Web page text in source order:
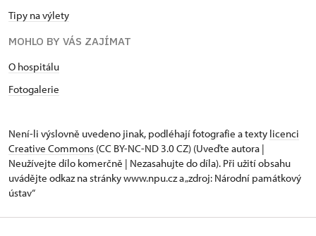
Tipy na výlety
MOHLO BY VÁS ZAJÍMAT
O hospitálu
Fotogalerie
Není-li výslovně uvedeno jinak, podléhají fotografie a texty licenci
Creative Commons (CC BY-NC-ND 3.0 CZ) (Uveďte autora |
Neužívejte dílo komerčně | Nezasahujte do díla). Při užití obsahu
uvádějte odkaz na stránky www.npu.cz a „zdroj: Národní památkový
ústav“